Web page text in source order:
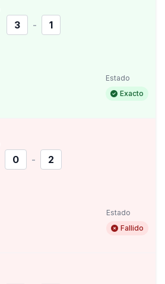
3 - 1
Estado
Exacto
0 - 2
Estado
Fallido